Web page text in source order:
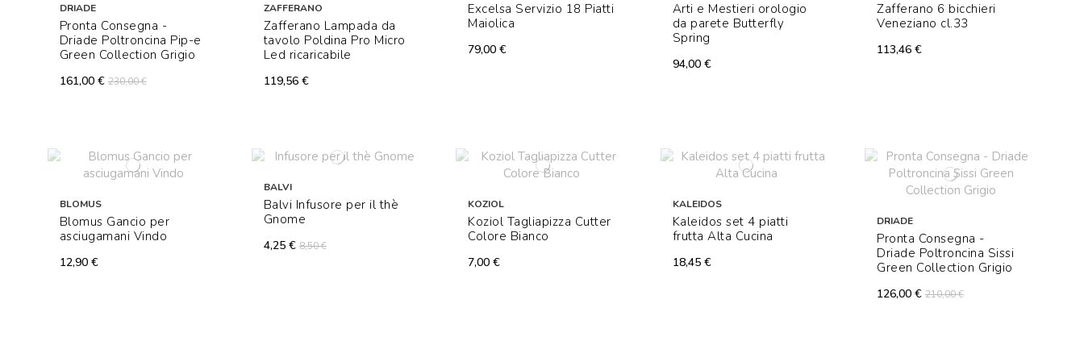
DRIADE
Pronta Consegna -
Driade Poltroncina Pip-e
Green Collection Grigio
161,00 €230,00 €
ZAFFERANO
Zafferano Lampada da
tavolo Poldina Pro Micro
Led ricaricabile
119,56 €
Excelsa Servizio 18 Piatti
Maiolica
79,00 €
Arti e Mestieri orologio
da parete Butterfly
Spring
94,00 €
Zafferano 6 bicchieri
Veneziano cl.33
113,46 €
BLOMUS
Blomus Gancio per
asciugamani Vindo
12,90 €
BALVI
Balvi Infusore per il thè
Gnome
4,25 € 8,50 €
KOZIOL
Koziol Tagliapizza Cutter
Colore Bianco
7,00 €
KALEIDOS
Kaleidos set 4 piatti
frutta Alta Cucina
18,45 €
DRIADE
Pronta Consegna -
Driade Poltroncina Sissi
Green Collection Grigio
126,00 €210,00 €